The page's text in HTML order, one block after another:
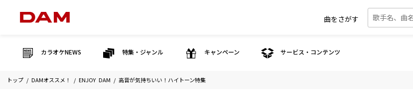
曲をさがす
カラオケNEWS 特集・ジャンル キャンペーン サービス・コンテンツ
トップ DAMオススメ！ ENJOY DAM 高音が気持ちいい！ハイトーン特集